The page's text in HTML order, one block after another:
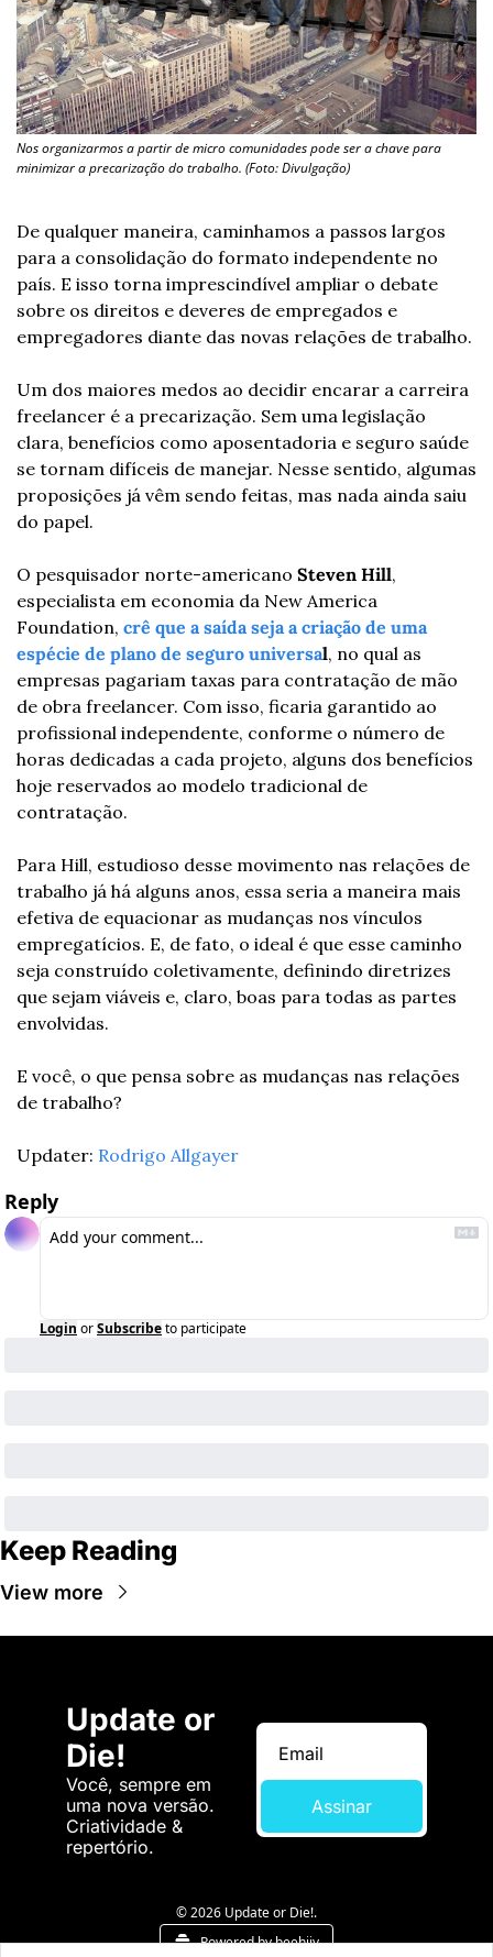
Nos organizarmos a partir de micro comunidades pode ser a chave para
minimizar a precarização do trabalho. (Foto: Divulgação)
De qualquer maneira, caminhamos a passos largos
para a consolidação do formato independente no
país. E isso torna imprescindível ampliar o debate
sobre os direitos e deveres de empregados e
empregadores diante das novas relações de trabalho.
Um dos maiores medos ao decidir encarar a carreira
freelancer é a precarização. Sem uma legislação
clara, benefícios como aposentadoria e seguro saúde
se tornam difíceis de manejar. Nesse sentido, algumas
proposições já vêm sendo feitas, mas nada ainda saiu
do papel.
O pesquisador norte-americano Steven Hill,
especialista em economia da New America
Foundation, crê que a saída seja a criação de uma
espécie de plano de seguro universal, no qual as
empresas pagariam taxas para contratação de mão
de obra freelancer. Com isso, ficaria garantido ao
profissional independente, conforme o número de
horas dedicadas a cada projeto, alguns dos benefícios
hoje reservados ao modelo tradicional de
contratação.
Para Hill, estudioso desse movimento nas relações de
trabalho já há alguns anos, essa seria a maneira mais
efetiva de equacionar as mudanças nos vínculos
empregatícios. E, de fato, o ideal é que esse caminho
seja construído coletivamente, definindo diretrizes
que sejam viáveis e, claro, boas para todas as partes
envolvidas.
E você, o que pensa sobre as mudanças nas relações
de trabalho?
Updater: Rodrigo Allgayer
Reply
Login orSubscribeto participate
Keep Reading
View more
Update or
Die!
Você, sempre em
uma nova versão.
Criatividade &
repertório.
Assinar
© 2026 Update or Die!.
Powered by beehiiv